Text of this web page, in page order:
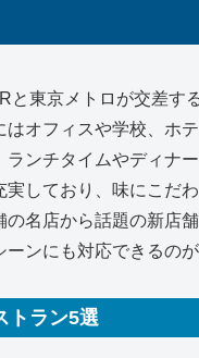
と東京メトロが交差す
はオフィスや学校、ホ
ランチタイムやディナ
実しており、味にこだ
の名店から話題の新店
ンにも対応できるのが
トラン5選